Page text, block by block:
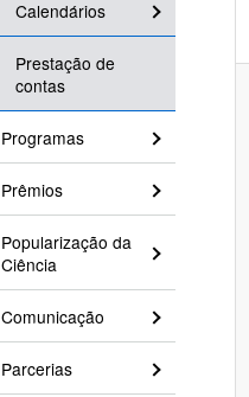
Calendários
Prestação de
contas
Programas
Prêmios
Popularização da
Ciência
Comunicação
Parcerias